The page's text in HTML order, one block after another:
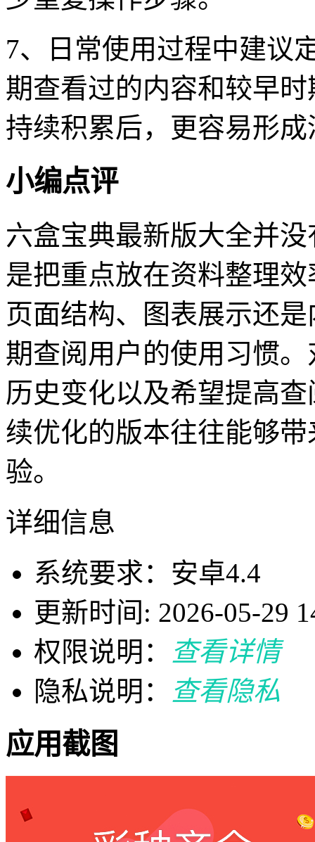
7、日常使用过程中建议
期查看过的内容和较早
持续积累后，更容易形
小编点评
六盒宝典最新版大全并
是把重点放在资料整理
页面结构、图表展示还
期查阅用户的使用习惯
历史变化以及希望提高
续优化的版本往往能够
验。
详细信息
系统要求：安卓4.4
更新时间: 2026-05-29
权限说明：
查看详情
隐私说明：
查看隐私
应用截图